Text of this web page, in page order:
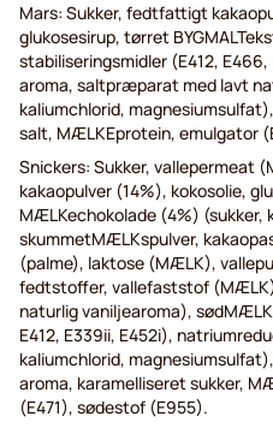
Mars: Sukker, fedtfattigt
glukosesirup, tørret
stabiliseringsmidler (E412,
aroma, saltpræparat med lavt
kaliumchlorid,
salt, MÆLKEprotein, emulgator
Snickers: Sukker, vallepermeat
kakaopulver (14%), kokosolie,
MÆLKechokolade (4%) (sukker,
skummetMÆLKspulver,
(palme), laktose (MÆLK),
fedtstoffer, vallefaststof
naturlig vaniljearoma),
E412, E339ii, E452i),
kaliumchlorid,
aroma, karamelliseret sukker,
(E471), sødestof (E955).